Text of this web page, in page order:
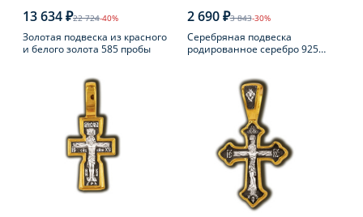
13 634 ₽22 724-40%
Золотая подвеска из красного
и белого золота 585 пробы
2 690 ₽3 843-30%
Серебряная подвеска
родированное серебро 925